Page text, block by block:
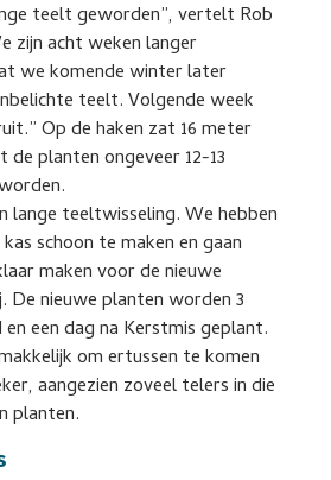
teelt geworden”, vertelt Rob
zijn acht weken langer
we komende winter later
teelt. Volgende week
Op de haken zat 16 meter
planten ongeveer 12-13
lange teeltwisseling. We hebben
schoon te maken en gaan
maken voor de nieuwe
nieuwe planten worden 3
een dag na Kerstmis geplant.
om ertussen te komen
aangezien zoveel telers in die
planten.